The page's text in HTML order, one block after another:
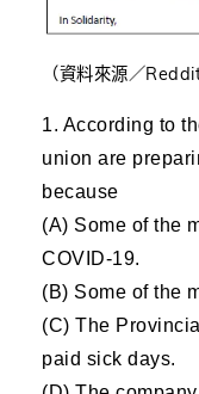
（資料來源／Reddit
1. According to
union are
because
(A) Some of the
COVID-19.
(B) Some of the
(C) The
paid sick days.